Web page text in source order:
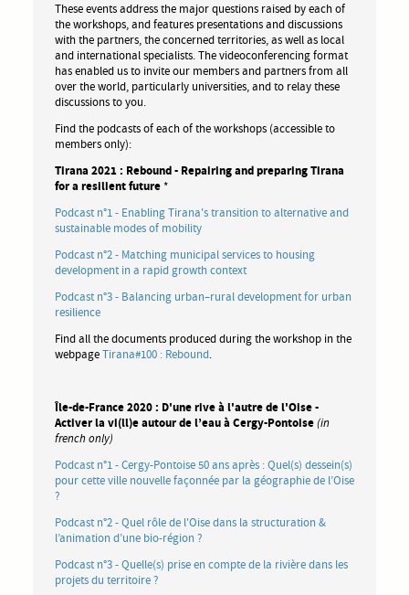
These events address the major questions raised by each of
the workshops, and features presentations and discussions
with the partners, the concerned territories, as well as local
and international specialists. The videoconferencing format
has enabled us to invite our members and partners from all
over the world, particularly universities, and to relay these
discussions to you.
Find the podcasts of each of the workshops (accessible to
members only):
Tirana 2021 : Rebound - Repairing and preparing Tirana
for a resilient future*
Podcast n°1 - Enabling Tirana's transition to alternative and
sustainable modes of mobility
Podcast n°2 - Matching municipal services to housing
development in a rapid growth context
Podcast n°3 - Balancing urban–rural development for urban
resilience
Find all the documents produced during the workshop in the
webpageTirana#100 : Rebound.
Île-de-France 2020 : D'une rive à l'autre de l'Oise -
Activer la vi(ll)e autour de l’eau à Cergy-Pontoise(in
french only)
Podcast n°1 - Cergy-Pontoise 50 ans après : Quel(s) dessein(s)
pour cette ville nouvelle façonnée par la géographie de l’Oise
?
Podcast n°2 - Quel rôle de l'Oise dans la structuration &
l’animation d’une bio-région ?
Podcast n°3 - Quelle(s) prise en compte de la rivière dans les
projets du territoire ?